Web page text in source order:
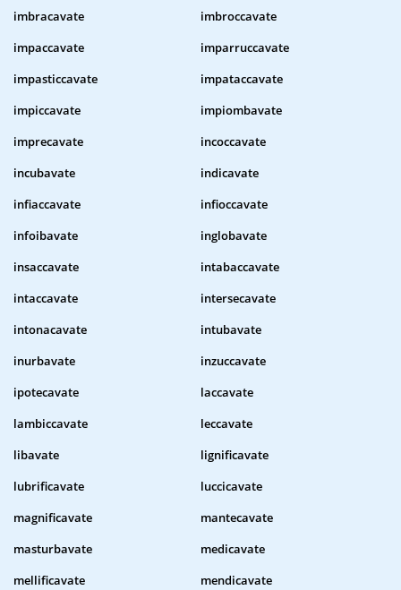
imbracavate
imbroccavate
impaccavate
imparruccavate
impasticcavate
impataccavate
impiccavate
impiombavate
imprecavate
incoccavate
incubavate
indicavate
infiaccavate
infioccavate
infoibavate
inglobavate
insaccavate
intabaccavate
intaccavate
intersecavate
intonacavate
intubavate
inurbavate
inzuccavate
ipotecavate
laccavate
lambiccavate
leccavate
libavate
lignificavate
lubrificavate
luccicavate
magnificavate
mantecavate
masturbavate
medicavate
mellificavate
mendicavate